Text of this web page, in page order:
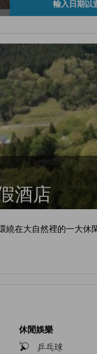
輸入日期以
酒店
在大自然裡的一大休
休閒娛樂
乒乓球